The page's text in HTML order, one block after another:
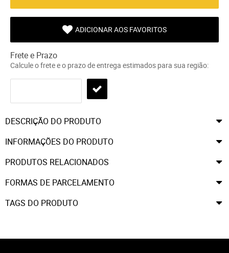
ADICIONAR AOS FAVORITOS
Frete e Prazo
Calcule o frete e o prazo de entrega estimados para sua região:
DESCRIÇÃO DO PRODUTO
INFORMAÇÕES DO PRODUTO
PRODUTOS RELACIONADOS
FORMAS DE PARCELAMENTO
TAGS DO PRODUTO